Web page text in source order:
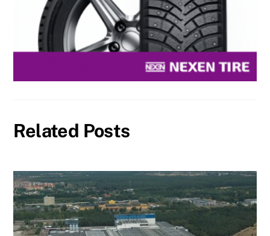
Related Posts